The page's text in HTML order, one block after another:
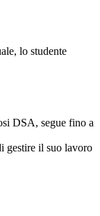
lo studente
DSA, segue fino a
gestire il suo lavoro